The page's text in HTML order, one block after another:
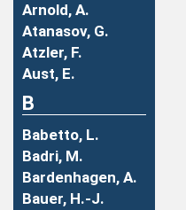
Arnold, A.
Atanasov, G.
Atzler, F.
Aust, E.
B
Babetto, L.
Badri, M.
Bardenhagen, A.
Bauer, H.-J.